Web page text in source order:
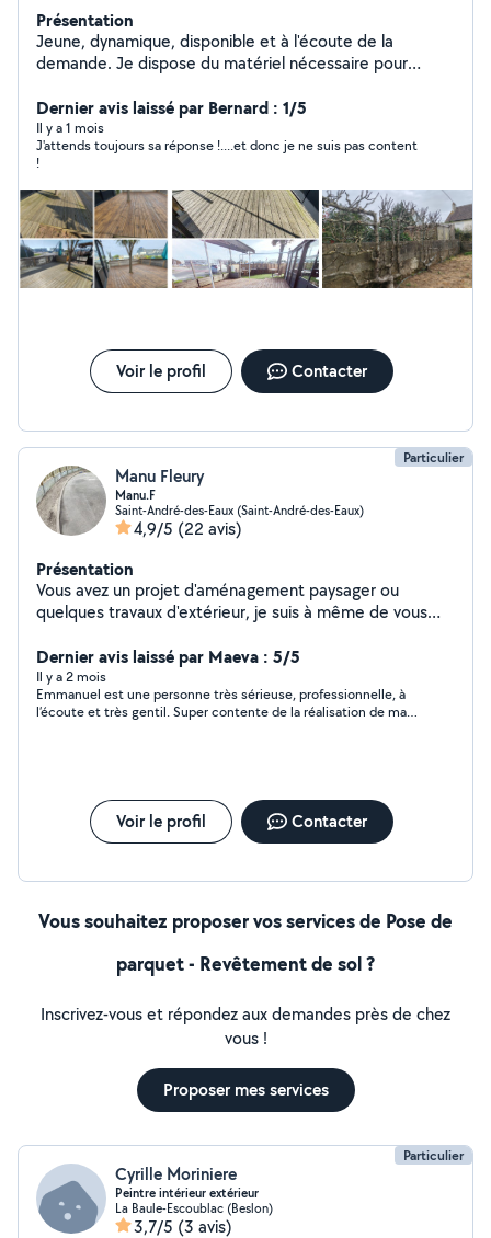
Présentation
Jeune, dynamique, disponible et à l'écoute de la
demande. Je dispose du matériel nécessaire pour
Dernier avis laissé par Bernard : 1/5
Il y a 1 mois
J'attends toujours sa réponse !....et donc je ne suis pas content
!
Voir le profil Contacter
Particulier
Manu Fleury
Manu.F
Saint-André-des-Eaux (Saint-André-des-Eaux)
4,9/5 (22 avis)
Présentation
Vous avez un projet d'aménagement paysager ou
quelques travaux d'extérieur, je suis à même de vous
questions pour que votre projet correspond à vos
besoins et vos envies. Étant soigneux, à l'écoute et
ayant une grande expérience dans les travaux publics et
les travaux paysagers, je serais en mesure de vous
j'utiliserais mon savoir faire pour vous orienter dans
votre projet.
Dernier avis laissé par Maeva : 5/5
Il y a 2 mois
Emmanuel est une personne très sérieuse, professionnelle, à
l’écoute et très gentil. Super contente de la réalisation de ma
Voir le profil Contacter
Vous souhaitez proposer vos services de Pose de
parquet - Revêtement de sol ?
Inscrivez-vous et répondez aux demandes près de chez
vous !
Proposer mes services
Particulier
Cyrille Moriniere
Peintre intérieur extérieur
La Baule-Escoublac (Beslon)
3,7/5 (3 avis)